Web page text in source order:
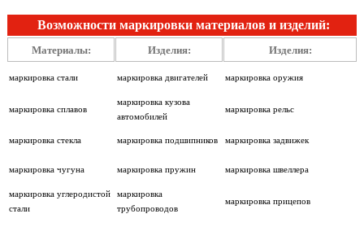
Возможности маркировки материалов и изделий:
Материалы: Изделия: Изделия:
маркировка стали маркировка двигателей маркировка оружия
маркировка сплавов
маркировка кузова
автомобилей
маркировка рельс
маркировка стекла маркировка подшипников маркировка задвижек
маркировка чугуна маркировка пружин маркировка швеллера
маркировка углеродистой
стали
маркировка
трубопроводов
маркировка прицепов